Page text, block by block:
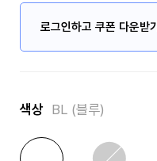
로그인하고 쿠폰 다운받기
색상 BL (블루)